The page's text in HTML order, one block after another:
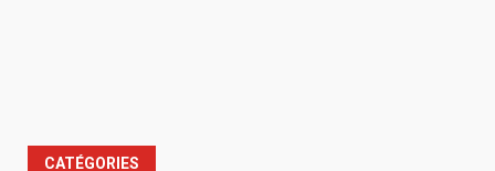
CATÉGORIES